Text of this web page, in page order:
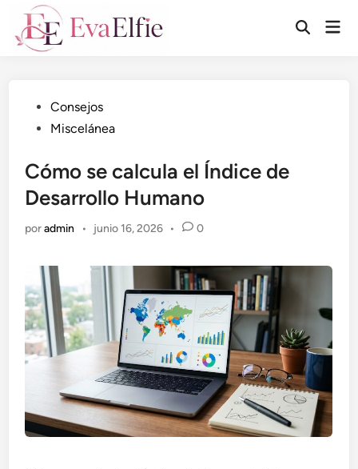
Saltar
contenido
Abrir
Publicado
en
Consejos
Miscelánea
Cómo se calcula el Índice de
Desarrollo Humano
poradmin • junio 16, 2026 • 0